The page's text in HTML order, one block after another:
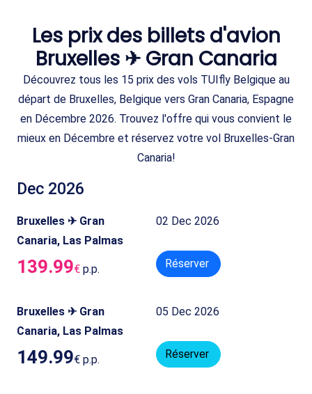
Les prix des billets d'avion
Bruxelles ✈ Gran Canaria
Découvrez tous les 15 prix des vols TUIfly Belgique au
départ de Bruxelles, Belgique vers Gran Canaria, Espagne
en Décembre 2026. Trouvez l'offre qui vous convient le
mieux en Décembre et réservez votre vol Bruxelles-Gran
Canaria!
Dec 2026
Bruxelles ✈ Gran
Canaria, Las Palmas
02 Dec 2026
139.99€ p.p. Réserver
Bruxelles ✈ Gran
Canaria, Las Palmas
05 Dec 2026
149.99€ p.p. Réserver